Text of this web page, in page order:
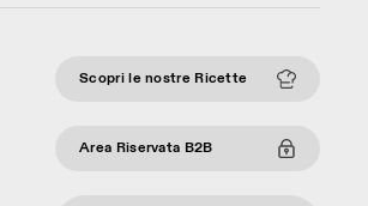
Scopri le nostre Ricette
Area Riservata B2B